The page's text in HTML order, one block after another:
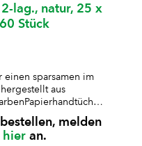
lag., natur, 25 x
Stück
einen sparsamen im
aus
sparsam im
1-lagig: für
Blatt pro
melden
hier an.